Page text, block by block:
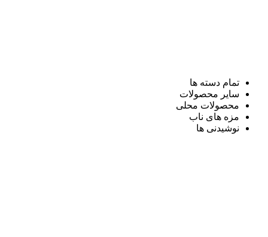
تمام دسته ها
سایر محصولات
محصولات محلی
مزه های ناب
نوشیدنی ها